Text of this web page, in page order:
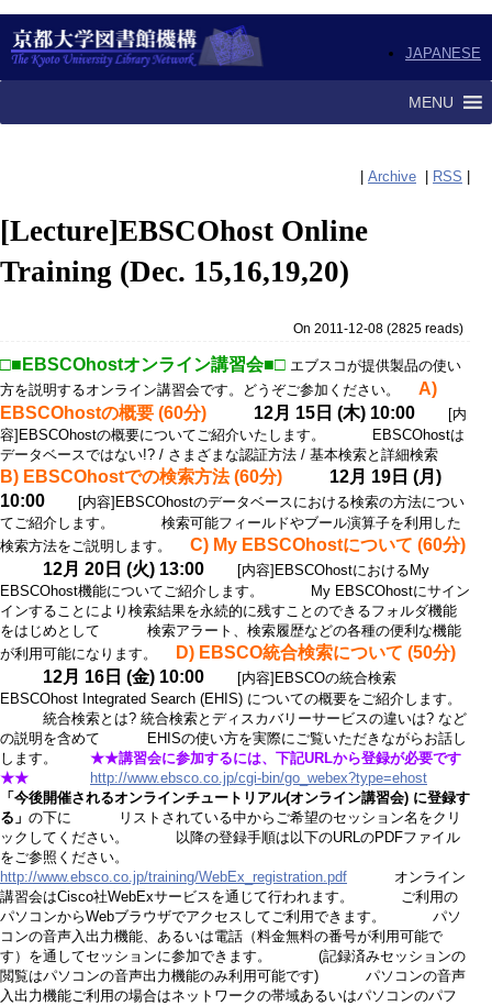
JAPANESE
MENU
Archive RSS
[Lecture]EBSCOhost Online
Training (Dec. 15,16,19,20)
On 2011-12-08(2825 reads)
□■EBSCOhostオンライン講習会■□ エブスコが提供製品の使い
方を説明するオンライン講習会です。どうぞご参加ください。 A)
EBSCOhostの概要 (60分)
12月 15日 (木) 10:00 [内
容]EBSCOhostの概要についてご紹介いたします。 EBSCOhostは
データベースではない!? / さまざまな認証方法 / 基本検索と詳細検索
B) EBSCOhostでの検索方法 (60分)
12月 19日 (月)
10:00 [内容]EBSCOhostのデータベースにおける検索の方法につい
てご紹介します。 検索可能フィールドやブール演算子を利用した
検索方法をご説明します。 C) My EBSCOhostについて (60分)
12月 20日 (火) 13:00 [内容]EBSCOhostにおけるMy
EBSCOhost機能についてご紹介します。 My EBSCOhostにサイン
インすることにより検索結果を永続的に残すことのできるフォルダ機能
をはじめとして 検索アラート、検索履歴などの各種の便利な機能
が利用可能になります。
D) EBSCO統合検索について (50分)
12月 16日 (金) 10:00 [内容]EBSCOの統合検索
EBSCOhost Integrated Search (EHIS) についての概要をご紹介します。
統合検索とは? 統合検索とディスカバリーサービスの違いは? など
の説明を含めて EHISの使い方を実際にご覧いただきながらお話し
します。 ★★講習会に参加するには、下記URLから登録が必要です
★★
http://www.ebsco.co.jp/cgi-bin/go_webex?type=ehost
「今後開催されるオンラインチュートリアル(オンライン講習会) に登録す
る」 の下に リストされている中からご希望のセッション名をクリ
ックしてください。 以降の登録手順は以下のURLのPDFファイル
をご参照ください。
http://www.ebsco.co.jp/training/WebEx_registration.pdf オンライン
講習会はCisco社WebExサービスを通じて行われます。 ご利用の
パソコンからWebブラウザでアクセスしてご利用できます。 パソ
コンの音声入出力機能、あるいは電話（料金無料の番号が利用可能で
す）を通してセッションに参加できます。 (記録済みセッションの
閲覧はパソコンの音声出力機能のみ利用可能です) パソコンの音声
入出力機能ご利用の場合はネットワークの帯域あるいはパソコンのパフ